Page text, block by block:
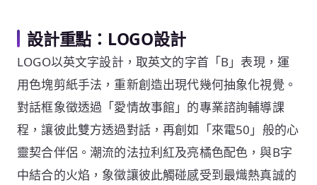
設計重點：LOGO設計
LOGO以英文字設計，取英文的字首「B」表現，運
用色塊剪紙手法，重新創造出現代幾何抽象化視覺。
對話框象徵透過「愛情故事館」的專業諮詢輔導課
程，讓彼此雙方透過對話，再創如「來電50」般的心
靈契合伴侶。潮流的法拉利紅及亮橘色配色，與B字
中結合的火焰，象徵讓彼此觸碰感受到最熾熱真誠的